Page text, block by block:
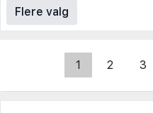
Flere valg
1 2 3